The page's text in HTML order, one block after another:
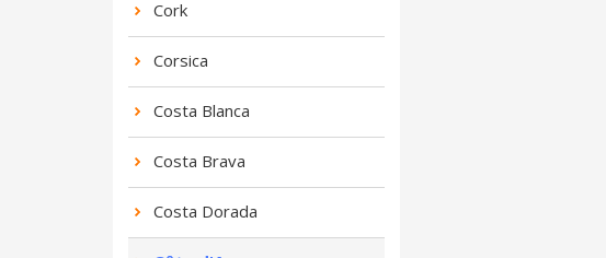
Cork
Corsica
Costa Blanca
Costa Brava
Costa Dorada